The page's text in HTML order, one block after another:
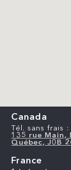
Canada
Tél. sans frais :
135 rue Main,
Québec, J0B
France